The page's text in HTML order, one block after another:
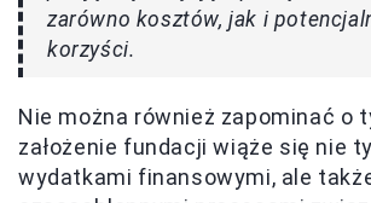
zarówno kosztów, jak i
korzyści.
Nie można również zapominać o
założenie fundacji wiąże się nie
wydatkami finansowymi, ale